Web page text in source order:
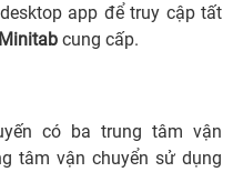
app để truy cập tất
cung cấp.
có ba trung tâm vận
tâm vận chuyển sử dụng